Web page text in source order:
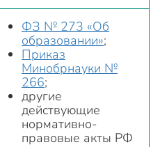
ФЗ № 273 «Об
образовании»;
Приказ
Минобрнауки №
266;
другие
действующие
нормативно-
правовые акты РФ